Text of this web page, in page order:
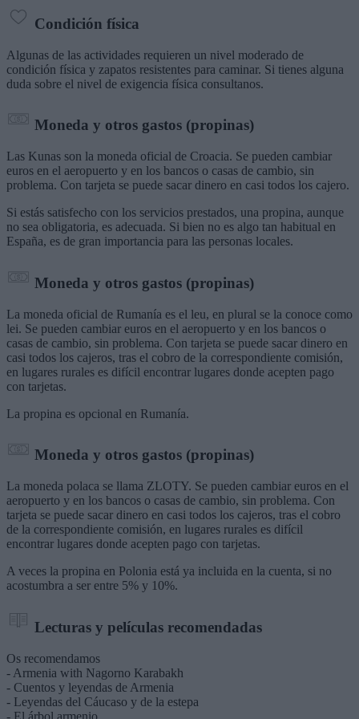
Condición física
Algunas de las actividades requieren un nivel moderado de
condición física y zapatos resistentes para caminar. Si tienes alguna
duda sobre el nivel de exigencia física consultanos.
Moneda y otros gastos (propinas)
Las Kunas son la moneda oficial de Croacia. Se pueden cambiar
euros en el aeropuerto y en los bancos o casas de cambio, sin
problema. Con tarjeta se puede sacar dinero en casi todos los cajero.
Si estás satisfecho con los servicios prestados, una propina, aunque
no sea obligatoria, es adecuada. Si bien no es algo tan habitual en
España, es de gran importancia para las personas locales.
Moneda y otros gastos (propinas)
La moneda oficial de Rumanía es el leu, en plural se la conoce como
lei. Se pueden cambiar euros en el aeropuerto y en los bancos o
casas de cambio, sin problema. Con tarjeta se puede sacar dinero en
casi todos los cajeros, tras el cobro de la correspondiente comisión,
en lugares rurales es difícil encontrar lugares donde acepten pago
con tarjetas.
La propina es opcional en Rumanía.
Moneda y otros gastos (propinas)
La moneda polaca se llama ZLOTY. Se pueden cambiar euros en el
aeropuerto y en los bancos o casas de cambio, sin problema. Con
tarjeta se puede sacar dinero en casi todos los cajeros, tras el cobro
de la correspondiente comisión, en lugares rurales es difícil
encontrar lugares donde acepten pago con tarjetas.
A veces la propina en Polonia está ya incluida en la cuenta, si no
acostumbra a ser entre 5% y 10%.
Lecturas y películas recomendadas
Os recomendamos
- Armenia with Nagorno Karabakh
- Cuentos y leyendas de Armenia
- Leyendas del Cáucaso y de la estepa
- El árbol armenio